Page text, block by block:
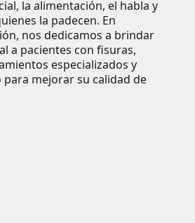
la alimentación, el habla y
la padecen. En
nos dedicamos a brindar
a pacientes con fisuras,
especializados y
mejorar su calidad de